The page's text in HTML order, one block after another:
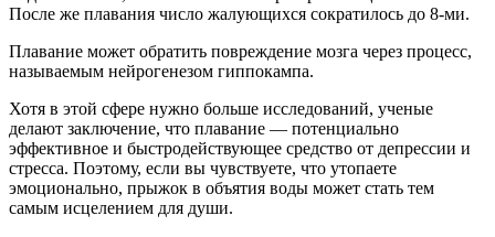
После же плавания число жалующихся сократилось до 8-ми.
Плавание может обратить повреждение мозга через процесс,
называемым нейрогенезом гиппокампа.
Хотя в этой сфере нужно больше исследований, ученые
делают заключение, что плавание — потенциально
эффективное и быстродействующее средство от депрессии и
стресса. Поэтому, если вы чувствуете, что утопаете
эмоционально, прыжок в объятия воды может стать тем
самым исцелением для души.